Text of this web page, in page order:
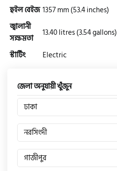
এমা (Emma)
জোনটেস
হুইল বেইজ 1357 mm (53.4 inches)
জ্বালানী
সক্ষমতা
13.40 litres (3.54 gallons)
স্টার্টিং
Electric
জেলা অনুযায়ী খুঁজুন
ঢাকা
নরসিংদী
গাজীপুর